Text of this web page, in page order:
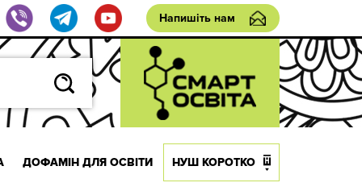
Напишіть нам
ДОФАМІН ДЛЯ ОСВІТИ НУШ КОРОТКО